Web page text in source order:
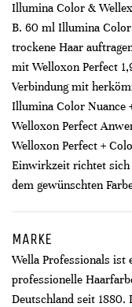
Illumina Color &
B. 60 ml Illumina
trockene Haar
mit Welloxon Perfect
Verbindung mit
Illumina Color Nuance
Welloxon Perfect
Welloxon Perfect +
Einwirkzeit richtet
dem gewünschten
MARKE
Wella Professionals
professionelle
Deutschland seit